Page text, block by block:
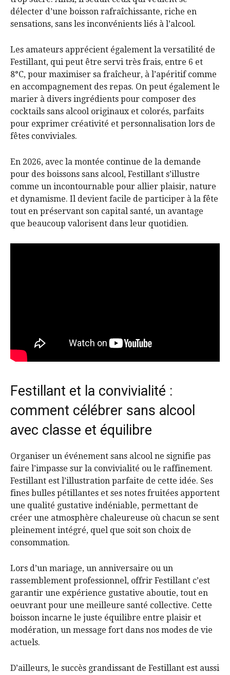
délecter d’une boisson rafraîchissante, riche en
sensations, sans les inconvénients liés à l’alcool.
Les amateurs apprécient également la versatilité de
Festillant, qui peut être servi très frais, entre 6 et
8°C, pour maximiser sa fraîcheur, à l’apéritif comme
en accompagnement des repas. On peut également le
marier à divers ingrédients pour composer des
cocktails sans alcool originaux et colorés, parfaits
pour exprimer créativité et personnalisation lors de
fêtes conviviales.
En 2026, avec la montée continue de la demande
pour des boissons sans alcool, Festillant s’illustre
comme un incontournable pour allier plaisir, nature
et dynamisme. Il devient facile de participer à la fête
tout en préservant son capital santé, un avantage
que beaucoup valorisent dans leur quotidien.
Festillant et la convivialité :
comment célébrer sans alcool
avec classe et équilibre
Organiser un événement sans alcool ne signifie pas
faire l’impasse sur la convivialité ou le raffinement.
Festillant est l’illustration parfaite de cette idée. Ses
fines bulles pétillantes et ses notes fruitées apportent
une qualité gustative indéniable, permettant de
créer une atmosphère chaleureuse où chacun se sent
pleinement intégré, quel que soit son choix de
consommation.
Lors d’un mariage, un anniversaire ou un
rassemblement professionnel, offrir Festillant c’est
garantir une expérience gustative aboutie, tout en
oeuvrant pour une meilleure santé collective. Cette
boisson incarne le juste équilibre entre plaisir et
modération, un message fort dans nos modes de vie
actuels.
D’ailleurs, le succès grandissant de Festillant est aussi